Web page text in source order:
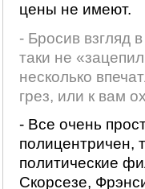
цены не имеют.
- Бросив взгляд
таки не
несколько
грез, или к вам
- Все очень
полицентричен,
политические
Скорсезе,